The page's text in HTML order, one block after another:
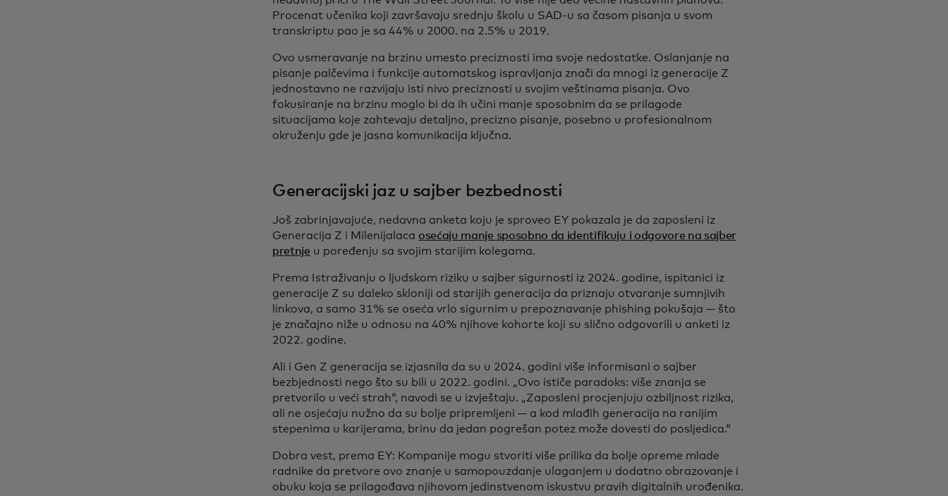
Procenat učenika koji završavaju srednju školu u SAD-u sa časom pisanja u svom
transkriptu pao je sa 44% u 2000. na 2.5% u 2019.
Ovo usmeravanje na brzinu umesto preciznosti ima svoje nedostatke. Oslanjanje na
pisanje palčevima i funkcije automatskog ispravljanja znači da mnogi iz generacije Z
jednostavno ne razvijaju isti nivo preciznosti u svojim veštinama pisanja. Ovo
fokusiranje na brzinu moglo bi da ih učini manje sposobnim da se prilagode
situacijama koje zahtevaju detaljno, precizno pisanje, posebno u profesionalnom
okruženju gde je jasna komunikacija ključna.
Generacijski jaz u sajber bezbednosti
Još zabrinjavajuće, nedavna anketa koju je sproveo EY pokazala je da zaposleni iz
Generacija Z i Milenijalaca osećaju manje sposobno da identifikuju i odgovore na sajber
pretnje u poređenju sa svojim starijim kolegama.
Prema Istraživanju o ljudskom riziku u sajber sigurnosti iz 2024. godine, ispitanici iz
generacije Z su daleko skloniji od starijih generacija da priznaju otvaranje sumnjivih
linkova, a samo 31% se oseća vrlo sigurnim u prepoznavanje phishing pokušaja — što
je značajno niže u odnosu na 40% njihove kohorte koji su slično odgovorili u anketi iz
2022. godine.
Ali i Gen Z generacija se izjasnila da su u 2024. godini više informisani o sajber
bezbjednosti nego što su bili u 2022. godini. „Ovo ističe paradoks: više znanja se
pretvorilo u veći strah“, navodi se u izvještaju. „Zaposleni procjenjuju ozbiljnost rizika,
ali ne osjećaju nužno da su bolje pripremljeni — a kod mlađih generacija na ranijim
stepenima u karijerama, brinu da jedan pogrešan potez može dovesti do posljedica.“
Dobra vest, prema EY: Kompanije mogu stvoriti više prilika da bolje opreme mlade
radnike da pretvore ovo znanje u samopouzdanje ulaganjem u dodatno obrazovanje i
obuku koja se prilagođava njihovom jedinstvenom iskustvu pravih digitalnih urođenika.